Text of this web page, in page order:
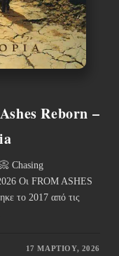
Reborn –
Chasing
Οι FROM ASHES
το 2017 από τις
17 ΜΑΡΤΊΟΥ, 2026